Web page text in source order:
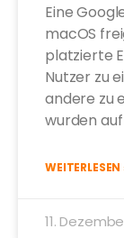
Eine
macOS
platzierte
Nutzer zu
andere zu
wurden
WEITERLESEN
11.